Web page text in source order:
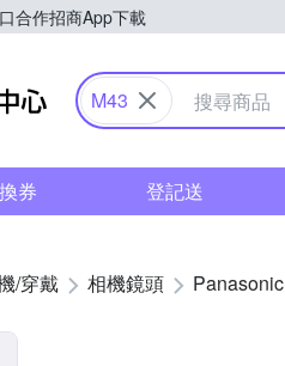
合作招商App下載
Yahoo購物中心
M43
券 登記送
/穿戴 相機鏡頭 Panasonic